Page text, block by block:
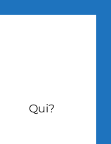
Qui?